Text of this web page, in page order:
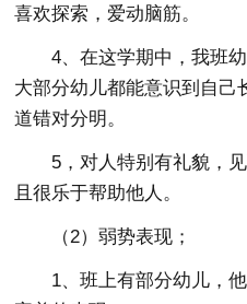
喜欢探索，爱动脑筋。
4、在这学期中，我班
大部分幼儿都能意识到自己
道错对分明。
5，对人特别有礼貌，
且很乐于帮助他人。
（2）弱势表现；
1、班上有部分幼儿，